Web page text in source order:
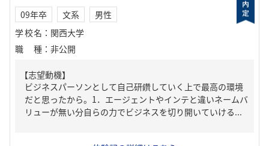
09年卒 文系
男性
学校名 ： 関西大学
職種 ： 非公開
【志望動機】
ビジネスパーソンとして自己研鑽していく上で最高の環境
だと思ったから。1．エージェントやインテと違いネームバ
リューが無い分自らの力でビジネスを切り開いていける...